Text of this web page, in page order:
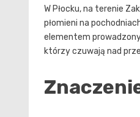
W Płocku, na terenie
płomieni na
elementem
którzy czuwają nad